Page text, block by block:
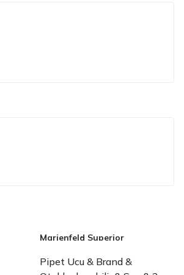
Marienfeld Superior
Pipet Ucu & Brand &